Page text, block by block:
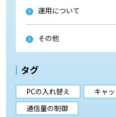
運用について
その他
タグ
PCの入れ替え
キャ
通信量の制御